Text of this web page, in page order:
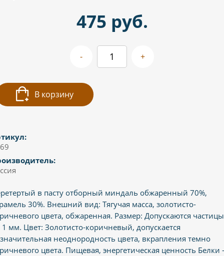
475 руб.
- +
В корзину
в пасту отборный миндаль обжаренный 70%,
30%. Внешний вид: Тягучая масса, золотисто-
цвета, обжаренная. Размер: Допускаются частицы
1 мм. Цвет: Золотисто-коричневый, допускается
неоднородность цвета, вкрапления темно
цвета. Пищевая, энергетическая ценность Белки -